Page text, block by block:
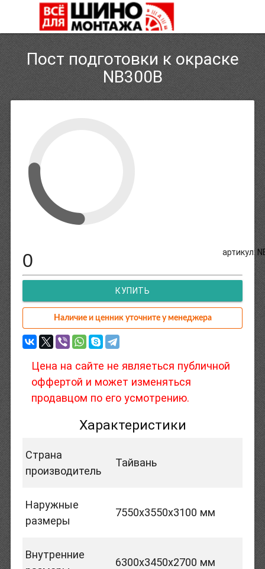
Пост подготовки к окраске
NB300B
артикул:
0
КУПИТЬ
Наличие и ценник уточните у менеджера
Цена на сайте не являеться публичной
оффертой и может изменяться
продавцом по его усмотрению.
Характеристики
Страна
производитель
Тайвань
Наружные
размеры
7550х3550х3100 мм
Внутренние
6300х3450х2700 мм